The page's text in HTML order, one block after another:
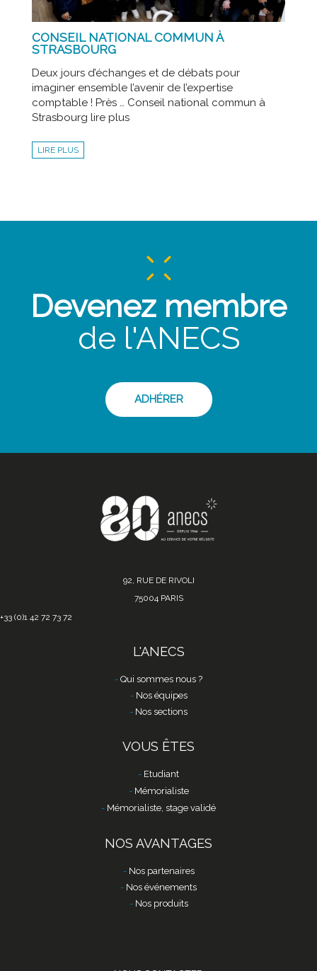
CONSEIL NATIONAL COMMUN À
STRASBOURG
Deux jours d’échanges et de débats pour
imaginer ensemble l’avenir de l’expertise
comptable ! Près … Conseil national commun à
Strasbourg lire plus
LIRE PLUS
Devenez membre
de l'ANECS
ADHÉRER
92, RUE DE RIVOLI
75004 PARIS
+33 (0)1 42 72 73 72
L'ANECS
Qui sommes nous ?
Nos équipes
Nos sections
VOUS ÊTES
Etudiant
Mémorialiste
Mémorialiste, stage validé
NOS AVANTAGES
Nos partenaires
Nos événements
Nos produits